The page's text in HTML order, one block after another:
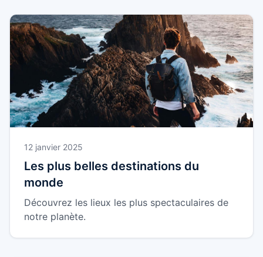
12 janvier 2025
Les plus belles destinations du
monde
Découvrez les lieux les plus spectaculaires de
notre planète.